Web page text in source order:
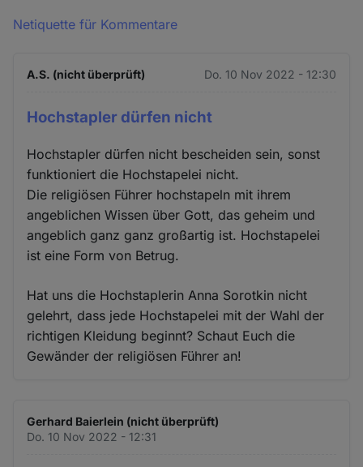
Netiquette für Kommentare
A.S. (nicht überprüft) Do. 10 Nov 2022 - 12:30
Hochstapler dürfen nicht
Hochstapler dürfen nicht bescheiden sein, sonst
funktioniert die Hochstapelei nicht.
Die religiösen Führer hochstapeln mit ihrem
angeblichen Wissen über Gott, das geheim und
angeblich ganz ganz großartig ist. Hochstapelei
ist eine Form von Betrug.
Hat uns die Hochstaplerin Anna Sorotkin nicht
gelehrt, dass jede Hochstapelei mit der Wahl der
richtigen Kleidung beginnt? Schaut Euch die
Gewänder der religiösen Führer an!
Gerhard Baierlein (nicht überprüft)
Do. 10 Nov 2022 - 12:31